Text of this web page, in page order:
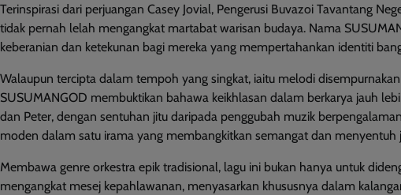
Terinspirasi dari perjuangan Casey Jovial, Pengerusi Buvazoi Tavantang
tidak pernah lelah mengangkat martabat warisan budaya. Nama
keberanian dan ketekunan bagi mereka yang mempertahankan identiti
Walaupun tercipta dalam tempoh yang singkat, iaitu melodi
SUSUMANGOD membuktikan bahawa keikhlasan dalam berkarya jauh
dan Peter, dengan sentuhan jitu daripada penggubah muzik
moden dalam satu irama yang membangkitkan semangat dan menyentuh
Membawa genre orkestra epik tradisional, lagu ini bukan hanya untuk
mengangkat mesej kepahlawanan, menyasarkan khususnya dalam